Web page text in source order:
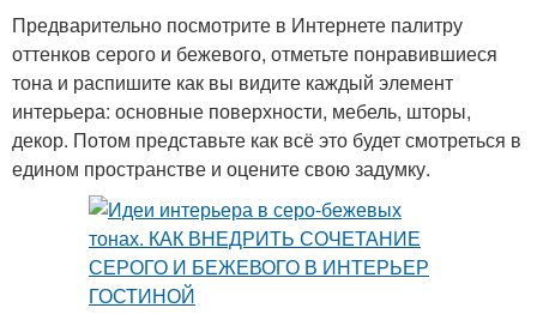
Предварительно посмотрите в Интернете палитру
оттенков серого и бежевого, отметьте понравившиеся
тона и распишите как вы видите каждый элемент
интерьера: основные поверхности, мебель, шторы,
декор. Потом представьте как всё это будет смотреться в
едином пространстве и оцените свою задумку.